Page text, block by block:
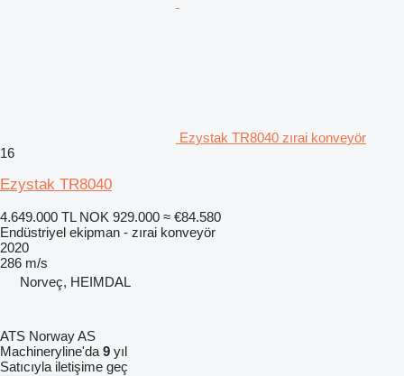
Ezystak TR8040 zırai konveyör
16
Ezystak TR8040
4.649.000 TL NOK 929.000 ≈ €84.580
Endüstriyel ekipman - zırai konveyör
2020
286 m/s
Norveç, HEIMDAL
ATS Norway AS
Machineryline'da 9 yıl
Satıcıyla iletişime geç